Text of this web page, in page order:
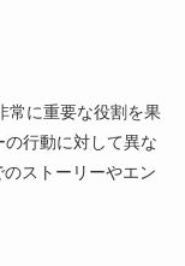
常に重要な役割を果
行動に対して異な
ストーリーやエン